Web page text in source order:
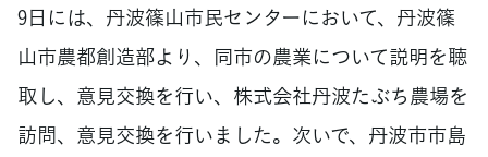
9日には、丹波篠山市民センターにおいて、丹波篠
山市農都創造部より、同市の農業について説明を聴
取し、意見交換を行い、株式会社丹波たぶち農場を
訪問、意見交換を行いました。次いで、丹波市市島